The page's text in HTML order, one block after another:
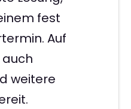
fest
Auf
weitere